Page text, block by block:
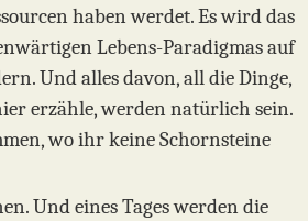
haben werdet. Es wird das
Lebens-Paradigmas auf
Und alles davon, all die Dinge,
erzähle, werden natürlich sein.
wo ihr keine Schornsteine
Und eines Tages werden die